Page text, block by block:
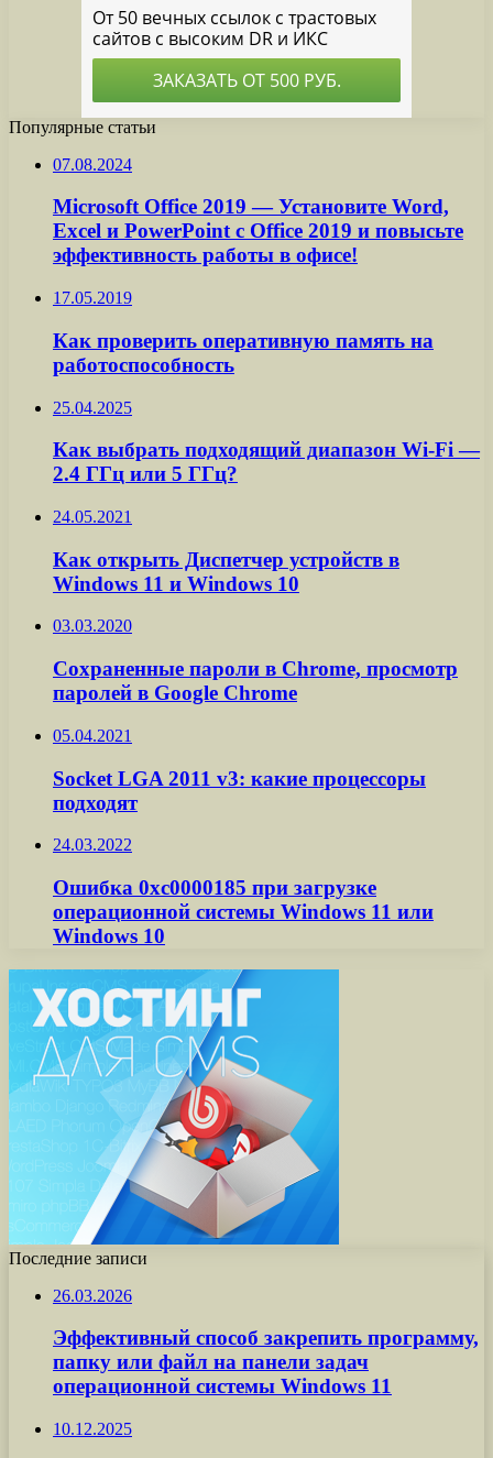
Популярные статьи
07.08.2024
Microsoft Office 2019 — Установите Word,
Excel и PowerPoint с Office 2019 и повысьте
эффективность работы в офисе!
17.05.2019
Как проверить оперативную память на
работоспособность
25.04.2025
Как выбрать подходящий диапазон Wi-Fi —
2.4 ГГц или 5 ГГц?
24.05.2021
Как открыть Диспетчер устройств в
Windows 11 и Windows 10
03.03.2020
Сохраненные пароли в Chrome, просмотр
паролей в Google Chrome
05.04.2021
Socket LGA 2011 v3: какие процессоры
подходят
24.03.2022
Ошибка 0xc0000185 при загрузке
операционной системы Windows 11 или
Windows 10
Последние записи
26.03.2026
Эффективный способ закрепить программу,
папку или файл на панели задач
операционной системы Windows 11
10.12.2025